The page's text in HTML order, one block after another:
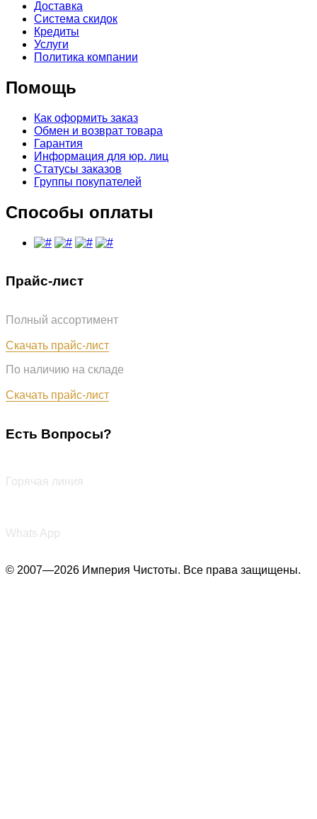
Доставка
Система скидок
Кредиты
Услуги
Политика компании
Помощь
Как оформить заказ
Обмен и возврат товара
Гарантия
Информация для юр. лиц
Статусы заказов
Группы покупателей
Способы оплаты
Прайс-лист
Полный ассортимент
Скачать прайс-лист
По наличию на складе
Скачать прайс-лист
Есть Вопросы?
Горячая линия
Whats App
© 2007—2026 Империя Чистоты. Все права защищены.